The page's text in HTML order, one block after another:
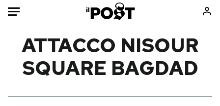
HOME
Mondo
Libri
ATTACCO NISOUR
SQUARE BAGDAD